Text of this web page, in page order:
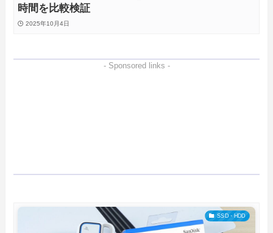
時間を比較検証
2025年10月4日
- Sponsored links -
SSD・HDD